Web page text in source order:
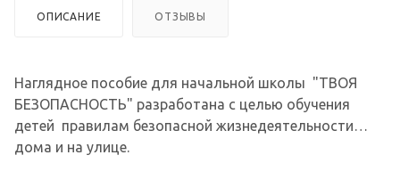
ОПИСАНИЕ ОТЗЫВЫ
Наглядное пособие для начальной школы "ТВОЯ
БЕЗОПАСНОСТЬ" разработана с целью обучения
детей правилам безопасной жизнедеятельности
дома и на улице.